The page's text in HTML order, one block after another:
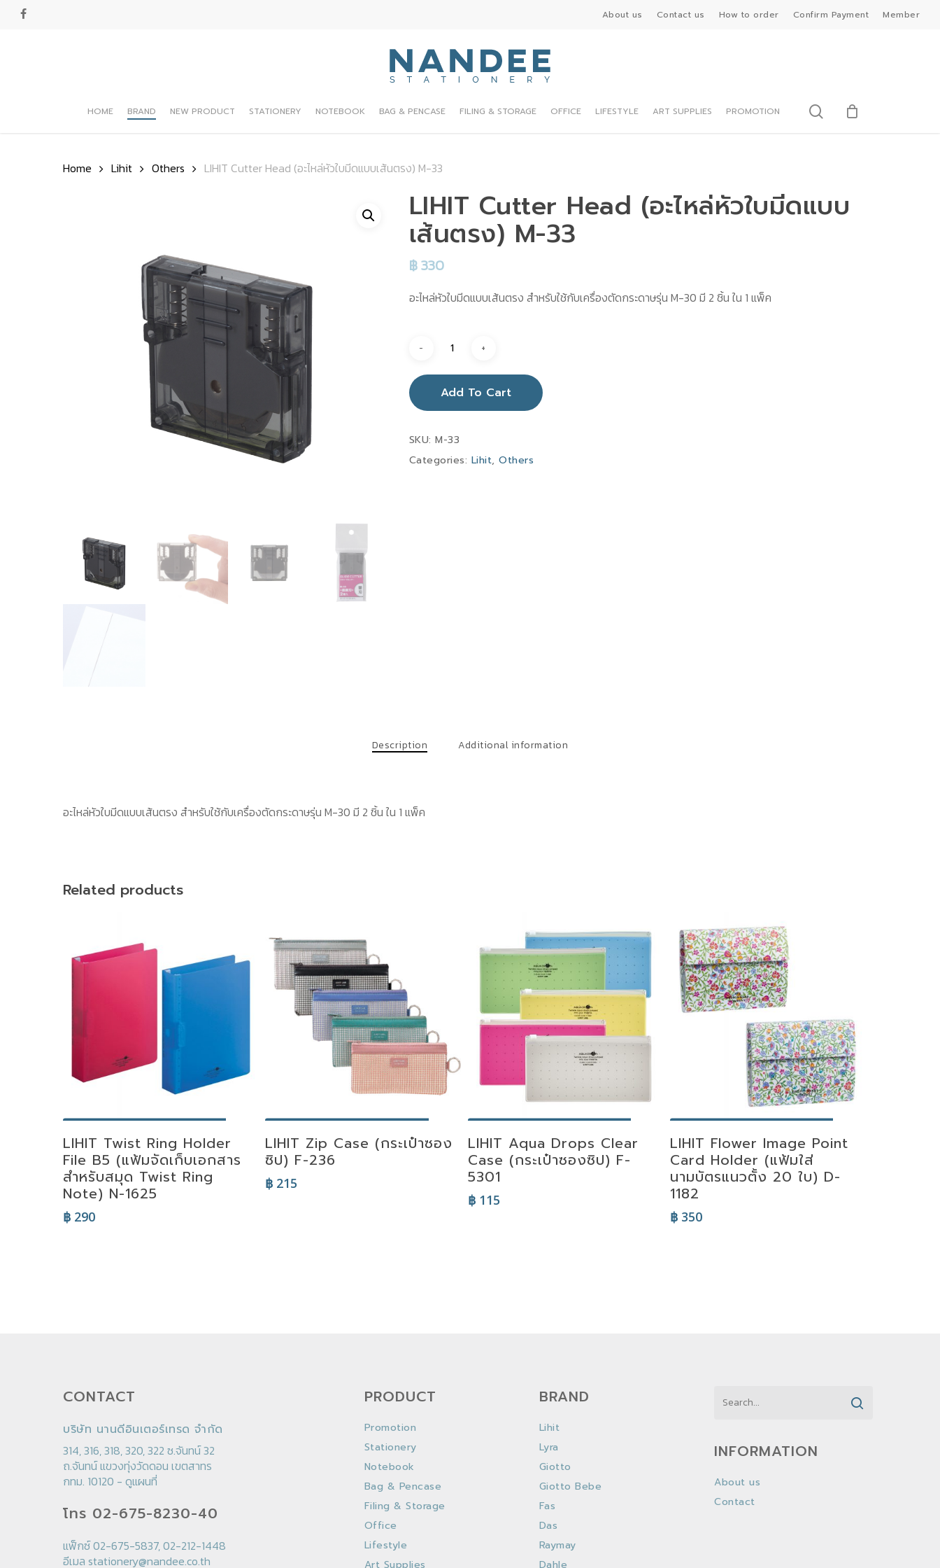
facebook About us Contact us How to order Confirm Payment Member
Hit enter to search or ESC to close
HOME BRAND NEW PRODUCT STATIONERY NOTEBOOK BAG & PENCASE FILING & STORAGE OFFICE LIFESTYLE ART SUPPLIES PROMOTION search
Home Lihit Others LIHIT Cutter Head (อะไหล่หัวใบมีดแบบเส้นตรง) M-33
LIHIT Cutter Head (อะไหล่หัวใบมีดแบบ
เส้นตรง) M-33
฿330
อะไหล่หัวใบมีดแบบเส้นตรง สำหรับใช้กับเครื่องตัดกระดาษรุ่น M-30 มี 2 ชิ้น ใน 1 แพ็ค
Add To Cart
SKU:M-33
Categories: Lihit,Others
Description Additional information
อะไหล่หัวใบมีดแบบเส้นตรง สำหรับใช้กับเครื่องตัดกระดาษรุ่น M-30 มี 2 ชิ้น ใน 1 แพ็ค
Related products
LIHIT Twist Ring Holder
File B5 (แฟ้มจัดเก็บเอกสาร
สำหรับสมุด Twist Ring
Note) N-1625
฿ 290
LIHIT Zip Case (กระเป๋าซอง
ซิป) F-236
฿ 215
LIHIT Aqua Drops Clear
Case (กระเป๋าซองซิป) F-
5301
฿115
LIHIT Flower Image Point
Card Holder (แฟ้มใส่
นามบัตรแนวตั้ง 20 ใบ) D-
1182
฿ 350
CONTACT
บริษัท นานดีอินเตอร์เทรด จำกัด
314, 316, 318, 320, 322 ซ.จันทน์ 32
ถ.จันทน์ แขวงทุ่งวัดดอน เขตสาทร
กทม. 10120 - ดูแผนที่
โทร 02-675-8230-40
แฟ็กซ์ 02-675-5837, 02-212-1448
อีเมล stationery@nandee.co.th
PRODUCT
Promotion
Stationery
Notebook
Bag & Pencase
Filing & Storage
Office
Lifestyle
Art Supplies
BRAND
Lihit
Lyra
Giotto
Giotto Bebe
Fas
Das
Raymay
Dahle
INFORMATION
About us
Contact